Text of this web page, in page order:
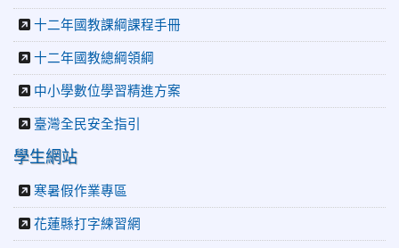
十二年國教課綱課程手冊
十二年國教總綱領綱
中小學數位學習精進方案
臺灣全民安全指引
學生網站
寒暑假作業專區
花蓮縣打字練習網